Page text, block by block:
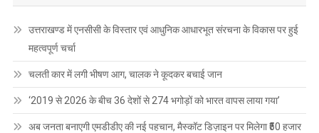
उत्तराखण्ड में एनसीसी के विस्तार एवं आधुनिक आधारभूत संरचना के विकास पर हुई
महत्वपूर्ण चर्चा
चलती कार में लगी भीषण आग, चालक ने कूदकर बचाई जान
‘2019 से 2026 के बीच 36 देशों से 274 भगोड़ों को भारत वापस लाया गया’
अब जनता बनाएगी एमडीडीए की नई पहचान, मैस्कॉट डिज़ाइन पर मिलेगा ₹50 हजार